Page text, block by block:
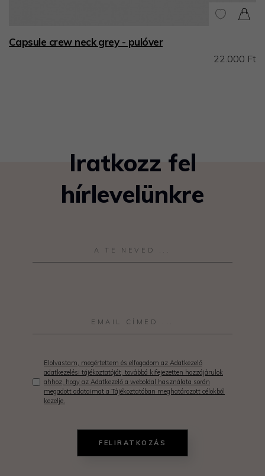
Capsule crew neck grey - pulóver
22.000 Ft
Iratkozz fel
hírlevelünkre
Elolvastam, megértettem és elfogadom az Adatkezelő
adatkezelési tájékoztatóját, továbbá kifejezetten hozzájárulok
ahhoz, hogy az Adatkezelő a weboldal használata során
megadott adataimat a Tájékoztatóban meghatározott célokból
kezelje.
FELIRATKOZÁS